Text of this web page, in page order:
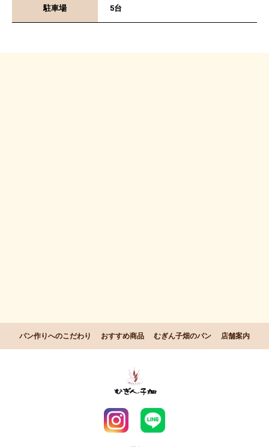
駐車場 5台
パン作りへのこだわり おすすめ商品 むぎん子畑のパン 店舗案内